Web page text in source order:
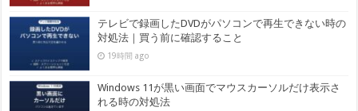
テレビで録画したDVDがパソコンで再生できない時の
対処法｜買う前に確認すること
19時間 ago
Windows 11が黒い画面でマウスカーソルだけ表示さ
れる時の対処法